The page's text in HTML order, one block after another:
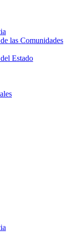
las Comunidades
Estado